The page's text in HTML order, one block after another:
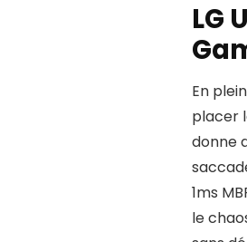
LG
En
placer
donne
1ms
le